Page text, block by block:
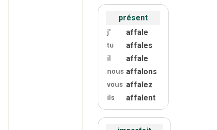
présent
j' affale
tu affales
il affale
nous affalons
vous affalez
ils affalent